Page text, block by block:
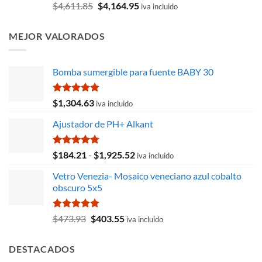
Valorado
con
$4,611.85 El
era:
$4,164.95Eliva incluido
MEJOR VALORADOS
Bomba sumergible para fuente BABY 30
Valorado
con
de 5
$1,304.63 iva incluido
Ajustador de PH+ Alkant
Valorado
con
de 5
$184.21- $1,925.52Rango
precios:
hasta
iva incluido
Vetro Venezia- Mosaico veneciano azul cobalto
obscuro 5x5
Valorado
con
$473.93 El
$403.55Eliva incluido
DESTACADOS